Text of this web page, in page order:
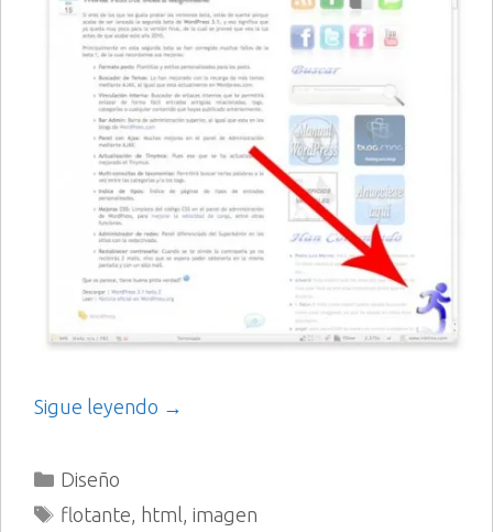
Sigue leyendo →
Categorías
Diseño
Etiquetas
flotante html imagen